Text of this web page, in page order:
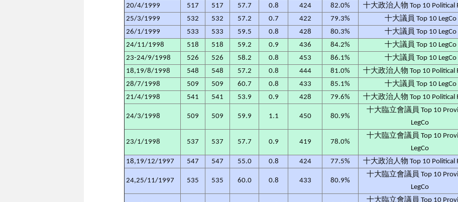
20/4/1999
517 517 57.7 0.8 424 82.0% 十大政治人物 Top 10 Political
25/3/1999
532 532 57.2 0.7 422 79.3% 十大議員 Top 10 LegCo
26/1/1999
533 533 59.5 0.8 428 80.3% 十大議員 Top 10 LegCo
24/11/1998
518 518 59.2 0.9 436 84.2% 十大議員 Top 10 LegCo
23-24/9/1998
526 526 58.2 0.8 453 86.1% 十大議員 Top 10 LegCo
18,19/8/1998
548 548 57.2 0.8 444 81.0% 十大政治人物 Top 10 Political
28/7/1998
509 509 60.7 0.8 433 85.1% 十大議員 Top 10 LegCo
21/4/1998
541 541 53.9 0.9 428 79.6% 十大政治人物 Top 10 Political
24/3/1998 509 509 59.9 1.1 450 80.9%
十大臨立會議員 Top 10
LegCo
23/1/1998 537 537 57.7 0.9 419 78.0%
十大臨立會議員 Top 10
LegCo
18,19/12/1997 547 547 55.0 0.8 424 77.5% 十大政治人物 Top 10 Political
24,25/11/1997 535 535 60.0 0.8 433 80.9%
十大臨立會議員 Top 10
LegCo
十大臨立會議員 Top 10